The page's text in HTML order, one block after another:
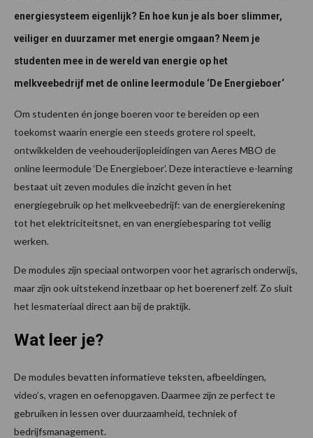
energiesysteem eigenlijk? En hoe kun je als boer slimmer,
veiliger en duurzamer met energie omgaan? Neem je
studenten mee in de wereld van energie op het
melkveebedrijf met de online leermodule ‘De Energieboer‘
Om studenten én jonge boeren voor te bereiden op een
toekomst waarin energie een steeds grotere rol speelt,
ontwikkelden de veehouderijopleidingen van Aeres MBO de
online leermodule ‘De Energieboer’. Deze interactieve e-learning
bestaat uit zeven modules die inzicht geven in het
energiegebruik op het melkveebedrijf: van de energierekening
tot het elektriciteitsnet, en van energiebesparing tot veilig
werken.
De modules zijn speciaal ontworpen voor het agrarisch onderwijs,
maar zijn ook uitstekend inzetbaar op het boerenerf zelf. Zo sluit
het lesmateriaal direct aan bij de praktijk.
Wat leer je?
De modules bevatten informatieve teksten, afbeeldingen,
video’s, vragen en oefenopgaven. Daarmee zijn ze perfect te
gebruiken in lessen over duurzaamheid, techniek of
bedrijfsmanagement.